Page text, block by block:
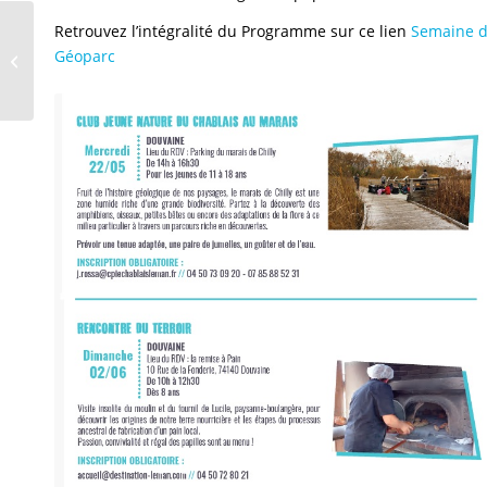
Retrouvez l’intégralité du Programme sur ce lien Semaine
Géoparc
Gala de Danse